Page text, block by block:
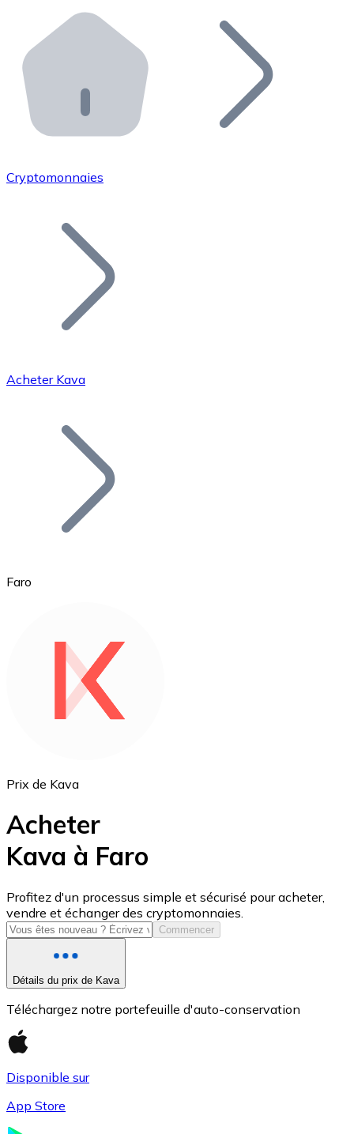
Distributeurs automatiques Bitnovo
Intégrez un ATM Bitnovo dans votre entreprise et
API Bitnovo
Intégrez notre API dans votre écosystème.
Rejoignez notre réseau de distributeurs et
Ajoutez le token de votre projet à notre service
Bitcoin
Ethereum
USD Coin
USDC
Cryptomonnaies
Acheter Kava
Faro
Prix de Kava
Acheter
Kava à Faro
Profitez d'un processus simple et sécurisé pour acheter,
vendre et échanger des cryptomonnaies.
Commencer
Détails du prix de Kava
Téléchargez notre portefeuille d'auto-conservation
Disponible sur
App Store